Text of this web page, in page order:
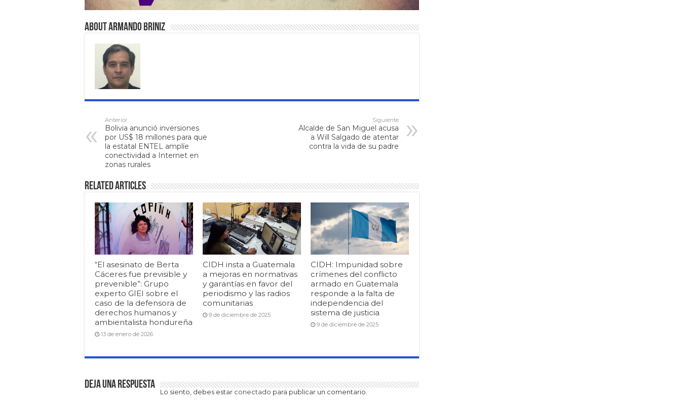
About Armando Briniz
Anterior
Bolivia anunció inversiones
por US$ 18 millones para que
la estatal ENTEL amplíe
conectividad a Internet en
zonas rurales
Siguiente
Alcalde de San Miguel acusa
a Will Salgado de atentar
contra la vida de su padre
Related Articles
“El asesinato de Berta
Cáceres fue previsible y
prevenible”: Grupo
experto GIEI sobre el
caso de la defensora de
derechos humanos y
ambientalista hondureña
13 de enero de 2026
CIDH insta a Guatemala
a mejoras en normativas
y garantías en favor del
periodismo y las radios
comunitarias
9 de diciembre de 2025
CIDH: Impunidad sobre
crímenes del conflicto
armado en Guatemala
responde a la falta de
independencia del
sistema de justicia
9 de diciembre de 2025
Deja una respuesta
Lo siento, debes estar conectado para publicar un comentario.